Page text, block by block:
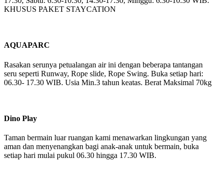
KHUSUS PAKET STAYCATION
AQUAPARC
Rasakan serunya petualangan air ini dengan beberapa tantangan
seru seperti Runway, Rope slide, Rope Swing. Buka setiap hari:
06.30- 17.30 WIB. Usia Min.3 tahun keatas. Berat Maksimal 70kg
Dino Play
Taman bermain luar ruangan kami menawarkan lingkungan yang
aman dan menyenangkan bagi anak-anak untuk bermain, buka
setiap hari mulai pukul 06.30 hingga 17.30 WIB.